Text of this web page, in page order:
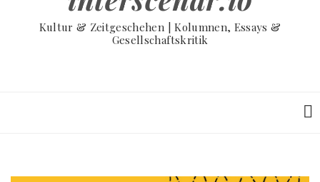
Kultur & Zeitgeschehen | Kolumnen, Essays &
Gesellschaftskritik